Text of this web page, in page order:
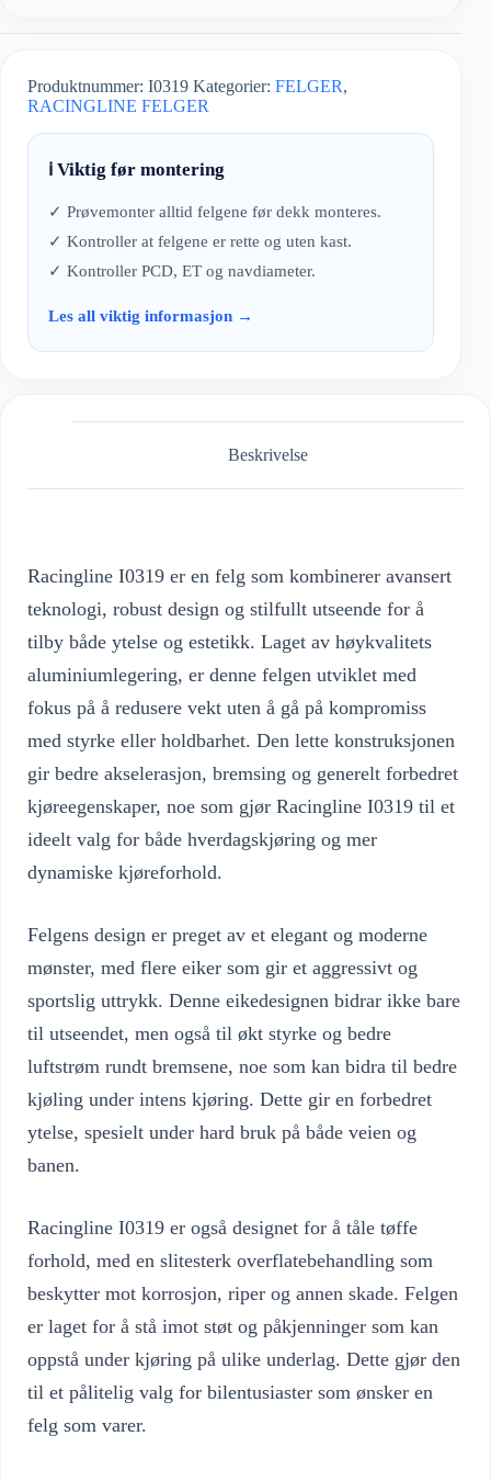
Produktnummer: I0319 Kategorier: FELGER,
RACINGLINE FELGER
ℹ️ Viktig før montering
✓ Prøvemonter alltid felgene før dekk monteres.
✓ Kontroller at felgene er rette og uten kast.
✓ Kontroller PCD, ET og navdiameter.
Les all viktig informasjon →
Beskrivelse
Racingline I0319 er en felg som kombinerer avansert
teknologi, robust design og stilfullt utseende for å
tilby både ytelse og estetikk. Laget av høykvalitets
aluminiumlegering, er denne felgen utviklet med
fokus på å redusere vekt uten å gå på kompromiss
med styrke eller holdbarhet. Den lette konstruksjonen
gir bedre akselerasjon, bremsing og generelt forbedret
kjøreegenskaper, noe som gjør Racingline I0319 til et
ideelt valg for både hverdagskjøring og mer
dynamiske kjøreforhold.
Felgens design er preget av et elegant og moderne
mønster, med flere eiker som gir et aggressivt og
sportslig uttrykk. Denne eikedesignen bidrar ikke bare
til utseendet, men også til økt styrke og bedre
luftstrøm rundt bremsene, noe som kan bidra til bedre
kjøling under intens kjøring. Dette gir en forbedret
ytelse, spesielt under hard bruk på både veien og
banen.
Racingline I0319 er også designet for å tåle tøffe
forhold, med en slitesterk overflatebehandling som
beskytter mot korrosjon, riper og annen skade. Felgen
er laget for å stå imot støt og påkjenninger som kan
oppstå under kjøring på ulike underlag. Dette gjør den
til et pålitelig valg for bilentusiaster som ønsker en
felg som varer.